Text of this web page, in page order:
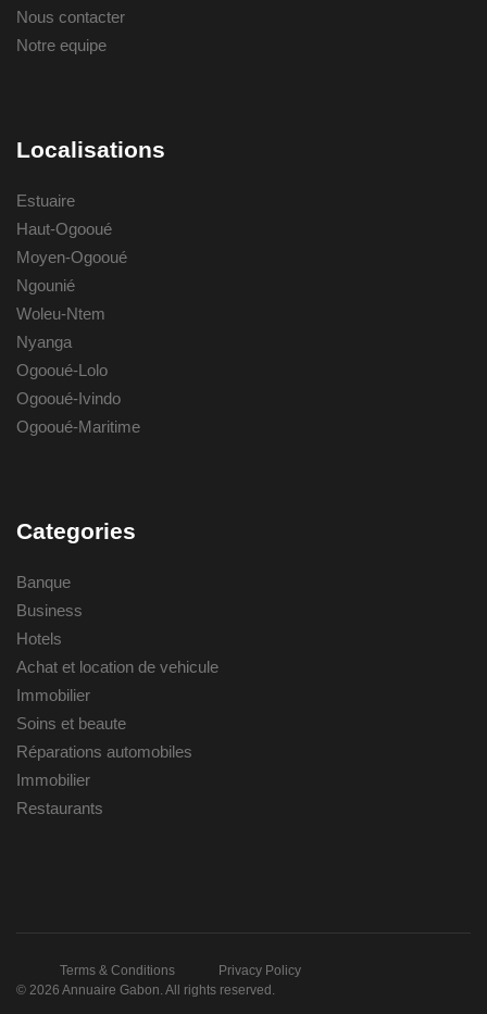
Nous contacter
Notre equipe
Localisations
Estuaire
Haut-Ogooué
Moyen-Ogooué
Ngounié
Woleu-Ntem
Nyanga
Ogooué-Lolo
Ogooué-Ivindo
Ogooué-Maritime
Categories
Banque
Business
Hotels
Achat et location de vehicule
Immobilier
Soins et beaute
Réparations automobiles
Immobilier
Restaurants
Terms & Conditions
Privacy Policy
© 2026 Annuaire Gabon. All rights reserved.